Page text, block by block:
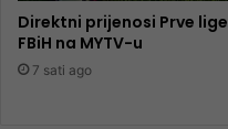
Direktni prijenosi Prve lige
FBiH na MYTV-u
7 sati ago